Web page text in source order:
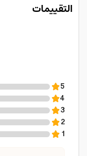
التقييمات
5
4
3
2
1